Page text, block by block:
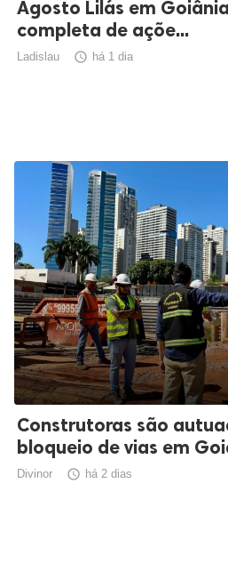
Agosto Lilás em
completa de açõe...
Ladislau  há 1 dia
Construtoras são
bloqueio de vias em
Divinor  há 2 dias